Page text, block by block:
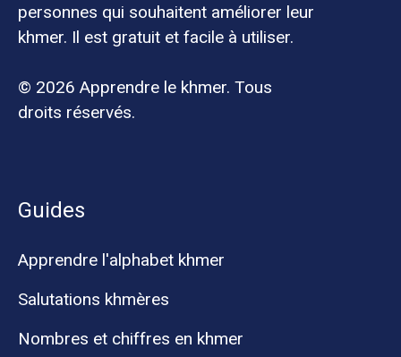
personnes qui souhaitent améliorer leur
khmer. Il est gratuit et facile à utiliser.
© 2026 Apprendre le khmer. Tous
droits réservés.
Guides
Apprendre l'alphabet khmer
Salutations khmères
Nombres et chiffres en khmer